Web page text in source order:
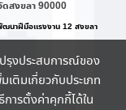
ดสงขลา 90000
ฒนาฝีมือแรงงาน 12 สงขลา
รุงประสบการณ์ของ
เติมเกี่ยวกับประเภท
การตั้งค่าคุกกี้ได้ใน